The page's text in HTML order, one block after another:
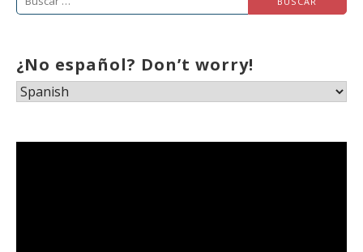
¿No español? Don’t worry!